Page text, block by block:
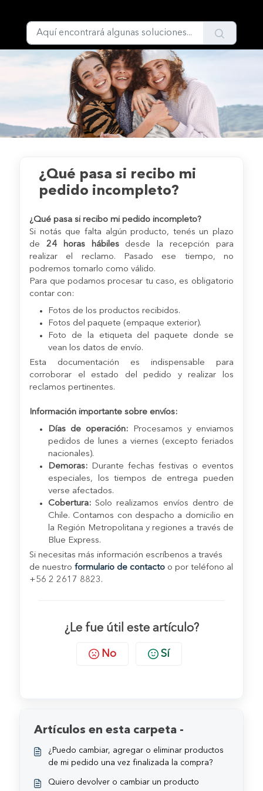
¿Qué pasa si recibo mi
pedido incompleto?
¿Qué pasa si recibo mi pedido incompleto?
Si notás que falta algún producto, tenés un plazo
de24 horas hábilesdesde la recepción para
realizar el reclamo. Pasado ese tiempo, no
podremos tomarlo como válido.
Para que podamos procesar tu caso, es obligatorio
contar con:
Fotos de los productos recibidos.
Fotos del paquete (empaque exterior).
Foto de la etiqueta del paquete donde se
vean los datos de envío.
Esta documentación es indispensable para
corroborar el estado del pedido y realizar los
reclamos pertinentes.
Información importante sobre envíos:
Días de operación: Procesamos y enviamos
pedidos de lunes a viernes (excepto feriados
nacionales).
Demoras: Durante fechas festivas o eventos
especiales, los tiempos de entrega pueden
verse afectados.
Cobertura: Solo realizamos envíos dentro de
Chile. Contamos con despacho a domicilio en
la Región Metropolitana y regiones a través de
Blue Express.
Si necesitas más información escríbenos a través
de nuestroformulario de contacto o por teléfono al
+56 2 2617 8823.
¿Le fue útil este artículo?
No Sí
Artículos en esta carpeta -
¿Puedo cambiar, agregar o eliminar productos
de mi pedido una vez finalizada la compra?
Quiero devolver o cambiar un producto